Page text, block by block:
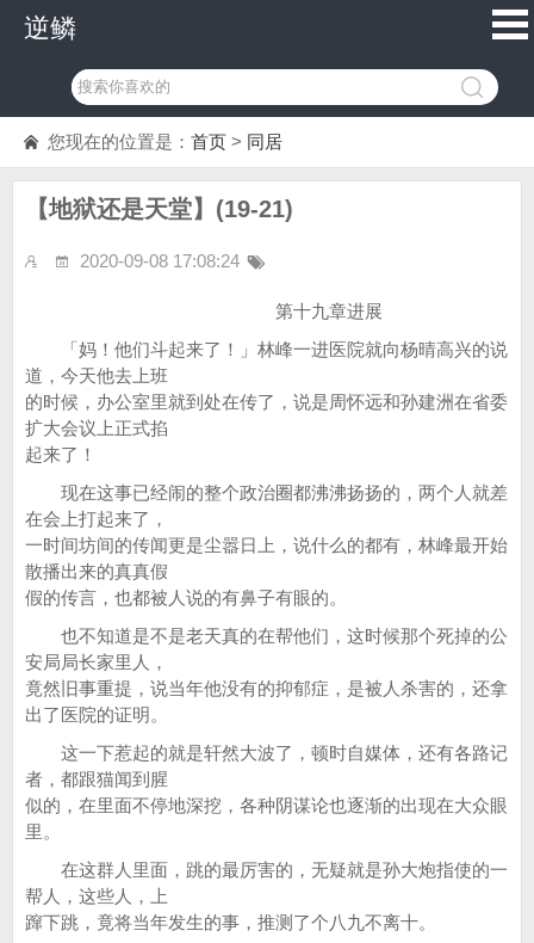
逆鳞
您现在的位置是： 首页 > 同居
【地狱还是天堂】(19-21)
2020-09-08 17:08:24
第十九章进展
「妈！他们斗起来了！」林峰一进医院就向杨晴高兴的说
道，今天他去上班
的时候，办公室里就到处在传了，说是周怀远和孙建洲在省委
扩大会议上正式掐
起来了！
现在这事已经闹的整个政治圈都沸沸扬扬的，两个人就差
在会上打起来了，
一时间坊间的传闻更是尘嚣日上，说什么的都有，林峰最开始
散播出来的真真假
假的传言，也都被人说的有鼻子有眼的。
也不知道是不是老天真的在帮他们，这时候那个死掉的公
安局局长家里人，
竟然旧事重提，说当年他没有的抑郁症，是被人杀害的，还拿
出了医院的证明。
这一下惹起的就是轩然大波了，顿时自媒体，还有各路记
者，都跟猫闻到腥
似的，在里面不停地深挖，各种阴谋论也逐渐的出现在大众眼
里。
在这群人里面，跳的最厉害的，无疑就是孙大炮指使的一
帮人，这些人，上
蹿下跳，竟将当年发生的事，推测了个八九不离十。